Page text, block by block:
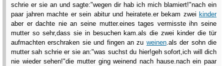
schrie er sie an und sagte:"wegen dir hab ich mich blamiert!"nach ein
paar jahren machte er sein abitur und heiratete.er bekam zwei kinder
aber er dachte nie an seine mutter.eines tages vermisste ihn seine
mutter so sehr,dass sie in besuchen kam.als die zwei kinder die tür
aufmachten erschraken sie und fingen an zu weinen.als der sohn die
mutter sah schrie er sie an:"was suchst du hier!geh sofort,ich will dich
nie wieder sehen!"die mutter ging weinend nach hause.nach ein paar